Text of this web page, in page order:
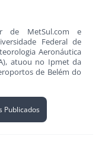
de MetSul.com e
Federal de
Aeronáutica
atuou no Ipmet da
de Belém do
Publicados